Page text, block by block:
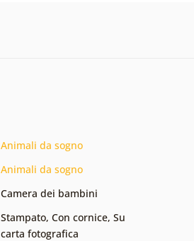
Animali da sogno
Animali da sogno
Camera dei bambini
Stampato, Con cornice, Su
carta fotografica